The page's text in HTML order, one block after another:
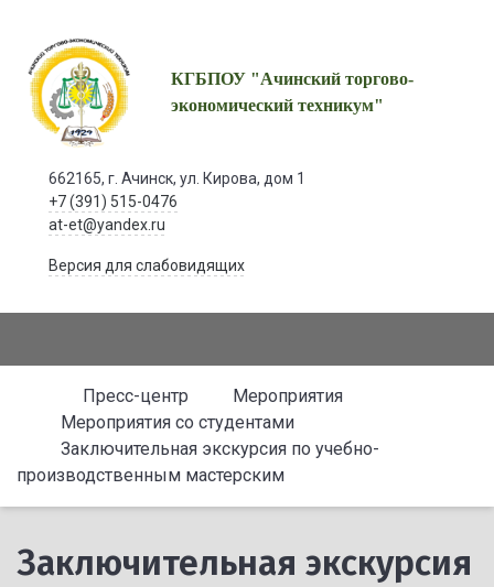
КГБПОУ "Ачинский торгово-
экономический техникум"
662165, г. Ачинск, ул. Кирова, дом 1
+7 (391) 515-0476
at-et@yandex.ru
Версия для слабовидящих
Пресс-центр
Мероприятия
Мероприятия со студентами
Заключительная экскурсия по учебно-
производственным мастерским
Заключительная экскурсия